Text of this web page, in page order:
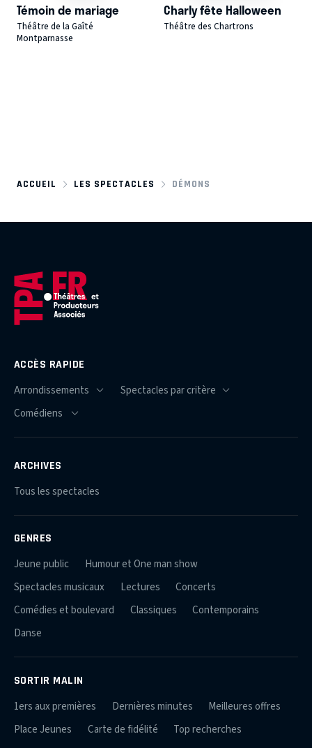
Témoin de mariage
Théâtre de la Gaîté
Montparnasse
Charly fête Halloween
Théâtre des Chartrons
ACCUEIL LES SPECTACLES DÉMONS
ACCÈS RAPIDE
ARCHIVES
Tous les spectacles
GENRES
Jeune public
Humour et One man show
Spectacles musicaux
Lectures
Concerts
Comédies et boulevard
Classiques
Contemporains
Danse
SORTIR MALIN
1ers aux premières Dernières minutes
Meilleures offres
Place Jeunes
Carte de fidélité Top recherches